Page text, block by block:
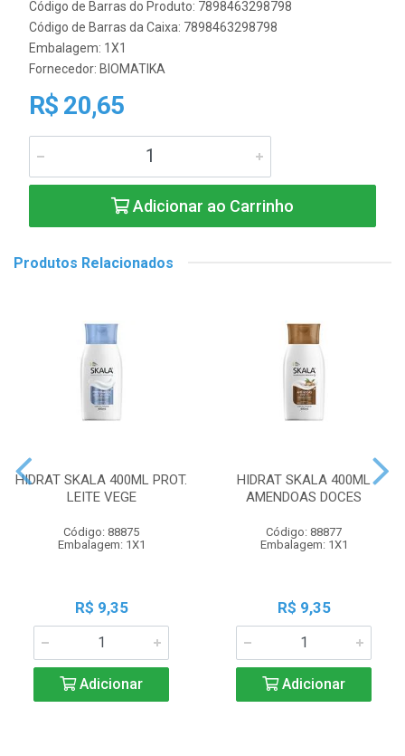
Código de Barras do Produto: 7898463298798
Código de Barras da Caixa: 7898463298798
Embalagem: 1X1
Fornecedor: BIOMATIKA
R$ 20,65
Adicionar ao Carrinho
Produtos Relacionados
HIDRAT SKALA 400ML PROT.
LEITE VEGE
Código: 88875
Embalagem: 1X1
R$ 9,35
Adicionar
HIDRAT SKALA 400ML
AMENDOAS DOCES
Código: 88877
Embalagem: 1X1
R$ 9,35
Adicionar